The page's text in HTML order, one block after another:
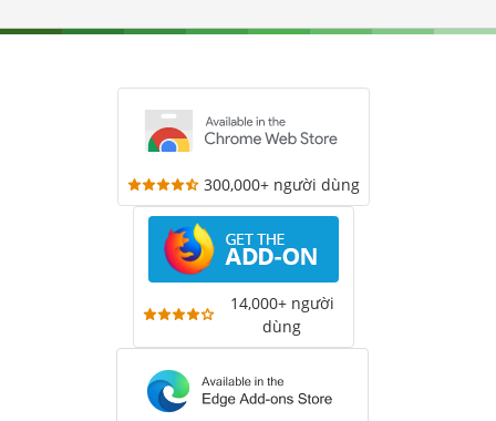
300,000+ người dùng
14,000+ người
dùng